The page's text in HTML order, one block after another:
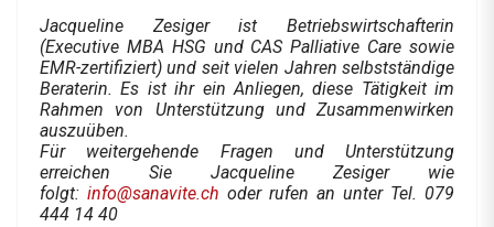
Jacqueline Zesiger ist Betriebswirtschafterin
(Executive MBA HSG und CAS Palliative Care sowie
EMR-zertifiziert) und seit vielen Jahren selbstständige
Beraterin. Es ist ihr ein Anliegen, diese Tätigkeit im
Rahmen von Unterstützung und Zusammenwirken
auszuüben.
Für weitergehende Fragen und Unterstützung
erreichen Sie Jacqueline Zesiger wie
folgt: info@sanavite.ch oder rufen an unter Tel. 079
444 14 40